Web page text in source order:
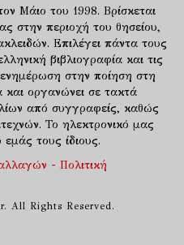
Μάιο του 1998. Βρίσκεται
στην περιοχή του θησείου,
Επιλέγει πάντα τους
βιβλιογραφία και τις
ενημέρωση στην ποίηση στη
και οργανώνει σε τακτά
από συγγραφείς, καθώς
Το ηλεκτρονικό μας
τους ίδιους.
- Πολιτική
All Rights Reserved.